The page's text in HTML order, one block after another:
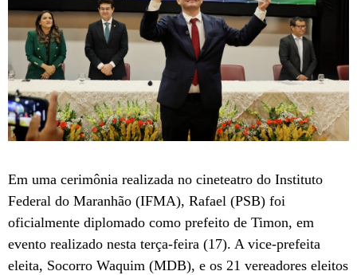
Em uma cerimônia realizada no cineteatro do Instituto
Federal do Maranhão (IFMA), Rafael (PSB) foi
oficialmente diplomado como prefeito de Timon, em
evento realizado nesta terça-feira (17). A vice-prefeita
eleita, Socorro Waquim (MDB), e os 21 vereadores eleitos